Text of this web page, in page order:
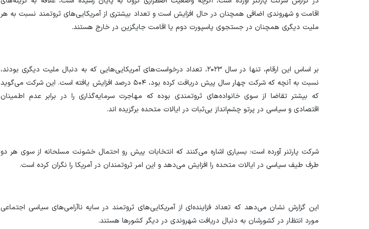
اقامت و شهروندی اضافی همچنان در حال افزایش است و تعداد بیشتری از آمریکایی‌های ثروتمند نسبت به هر
ملیت دیگری همچنان در جستجوی پاسپورت دوم یا اقامت جایگزین در خارج هستند.
بر اساس این ارقام، تنها در سال ۲۰۲۳، تعداد درخواست‌های آمریکایی‌هایی که به دنبال ملیت دیگری بودند،
نسبت به آنچه که شرکت چهار سال پیش دریافت کرده بود، ۵۰۴ درصد افزایش یافته است. این شرکت می‌گوید
که بیشتر تقاضا از سوی خانواده‌های ثروتمندی بوده که مهاجرت سرمایه‌گذاری را در برابر عدم اطمینان
اقتصادی و سیاسی در پرتو چشم‌انداز بی‌ثبات در ایالات متحده برگزیده اند.
شرکت پارتنر آورده است: بسیاری اشاره می‌کنند که انتخابات پیش رو احتمال خشونت مسلحانه از سوی هر دو
طرف طیف سیاسی در ایالات متحده را افزایش می‌دهد و این امر ثروتمندان در آمریکا را نگران کرده است.
این گزارش نشان می‌دهد که تعداد فزاینده‌ای از آمریکایی‌های ثروتمند در سایه ناآرامی‌های سیاسی اجتماعی
مورد انتظار در کشورشان به دنبال دریافت شهروندی در دیگر کشور‌ها هستند.